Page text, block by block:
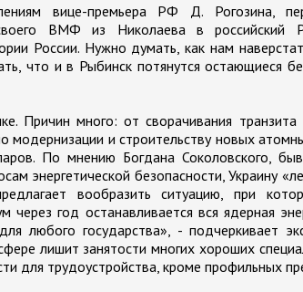
вице-премьера РФ Д. Рогозина,
ВМФ из Николаева в российский
России. Нужно думать, как нам
что и в Рыбинск потянутся остающиеся
Причин много: от сворачивания транзита
модернизации и строительству новых
По мнению Богдана Соколовского,
энергетической безопасности, Украину
вообразить ситуацию, при
через год останавливается вся ядерная
любого государства», - подчеркивает
лишит занятости многих хороших
для трудоустройства, кроме профильных